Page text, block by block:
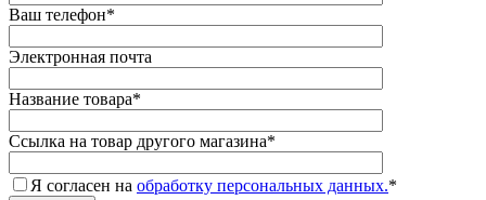
Ваш телефон*
Электронная почта
Название товара*
Ссылка на товар другого магазина*
Я согласен на обработку персональных данных.*